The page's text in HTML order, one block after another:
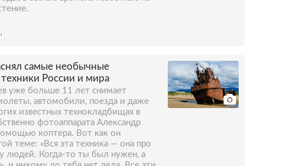
самые необычные
России и мира
уже больше 11 лет снимает
автомобили, поезда и даже
известных технокладбищах в
фотоаппарата Александр
коптера. Вот как он
теме: «Вся эта техника — она про
людей. Когда-то ты был нужен, а